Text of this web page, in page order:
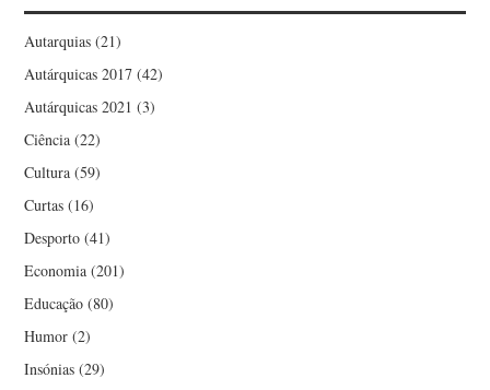
Autarquias (21)
Autárquicas 2017 (42)
Autárquicas 2021 (3)
Ciência (22)
Cultura (59)
Curtas (16)
Desporto (41)
Economia (201)
Educação (80)
Humor (2)
Insónias (29)